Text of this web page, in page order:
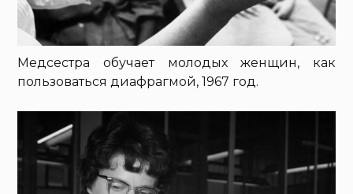
Медсестра обучает молодых женщин, как
пользоваться диафрагмой, 1967 год.